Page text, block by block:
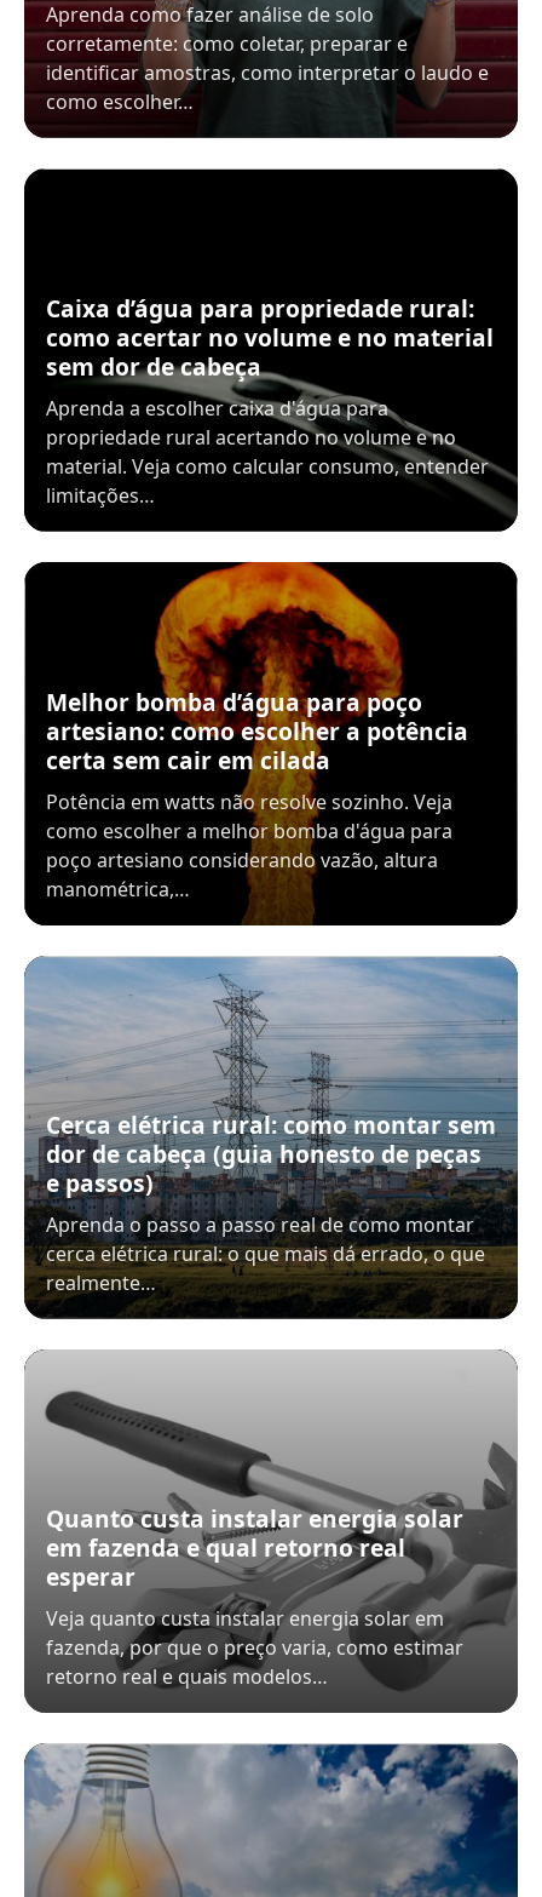
Aprenda como fazer análise de solo
corretamente: como coletar, preparar e
identificar amostras, como interpretar o laudo e
como escolher…
Caixa d’água para propriedade rural:
como acertar no volume e no material
sem dor de cabeça
Aprenda a escolher caixa d'água para
propriedade rural acertando no volume e no
material. Veja como calcular consumo, entender
limitações…
Melhor bomba d’água para poço
artesiano: como escolher a potência
certa sem cair em cilada
Potência em watts não resolve sozinho. Veja
como escolher a melhor bomba d'água para
poço artesiano considerando vazão, altura
manométrica,…
Cerca elétrica rural: como montar sem
dor de cabeça (guia honesto de peças
e passos)
Aprenda o passo a passo real de como montar
cerca elétrica rural: o que mais dá errado, o que
realmente…
Quanto custa instalar energia solar
em fazenda e qual retorno real
esperar
Veja quanto custa instalar energia solar em
fazenda, por que o preço varia, como estimar
retorno real e quais modelos…